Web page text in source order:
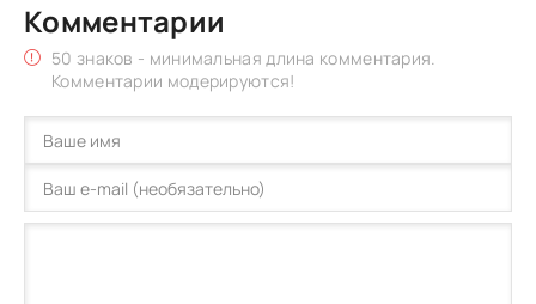
Комментарии
50 знаков - минимальная длина комментария.
Комментарии модерируются!